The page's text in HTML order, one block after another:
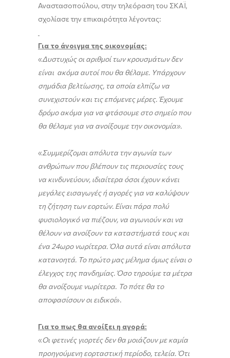
Αναστασοπούλου, στην τηλεόραση του ΣΚΑΪ,
σχολίασε την επικαιρότητα λέγοντας:
Για το άνοιγμα της οικονομίας:
«Δυστυχώς οι αριθμοί των κρουσμάτων δεν
είναι ακόμα αυτοί που θα θέλαμε. Υπάρχουν
σημάδια βελτίωσης, τα οποία ελπίζω να
συνεχιστούν και τις επόμενες μέρες. Έχουμε
δρόμο ακόμα για να φτάσουμε στο σημείο που
θα θέλαμε για να ανοίξουμε την οικονομία».
«Συμμερίζομαι απόλυτα την αγωνία των
ανθρώπων που βλέπουν τις περιουσίες τους
να κινδυνεύουν, ιδιαίτερα όσοι έχουν κάνει
μεγάλες εισαγωγές ή αγορές για να καλύψουν
τη ζήτηση των εορτών. Είναι πάρα πολύ
φυσιολογικό να πιέζουν, να αγωνιούν και να
θέλουν να ανοίξουν τα καταστήματά τους και
ένα 24ωρο νωρίτερα. Όλα αυτά είναι απόλυτα
κατανοητά. Το πρώτο μας μέλημα όμως είναι ο
έλεγχος της πανδημίας. Όσο τηρούμε τα μέτρα
θα ανοίξουμε νωρίτερα. Το πότε θα το
αποφασίσουν οι ειδικοί».
Για το πως θα ανοίξει η αγορά:
«Οι φετινές γιορτές δεν θα μοιάζουν με καμία
προηγούμενη εορταστική περίοδο, τελεία. Ότι